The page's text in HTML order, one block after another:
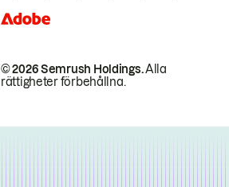
© 2026 Semrush Holdings.Alla
rättigheter förbehållna.